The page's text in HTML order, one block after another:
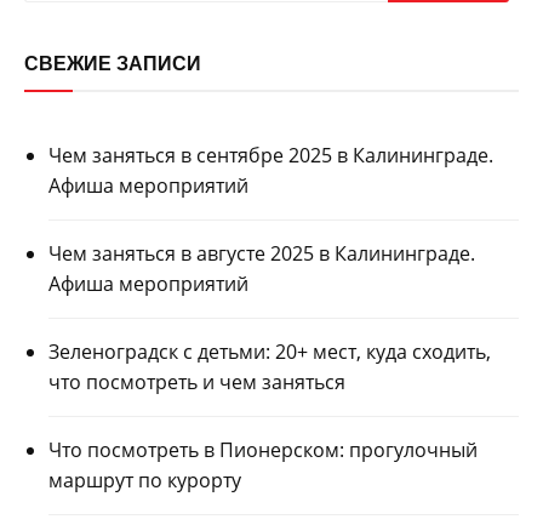
СВЕЖИЕ ЗАПИСИ
Чем заняться в сентябре 2025 в Калининграде.
Афиша мероприятий
Чем заняться в августе 2025 в Калининграде.
Афиша мероприятий
Зеленоградск с детьми: 20+ мест, куда сходить,
что посмотреть и чем заняться
Что посмотреть в Пионерском: прогулочный
маршрут по курорту